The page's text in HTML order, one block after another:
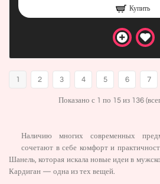
Купить
1 2 3 4 5 6 7
Показано с 1 по 15 из 136
Наличию многих современных
сочетают в себе комфорт и
Шанель, которая искала новые идеи в
Кардиган — одна из тех вещей.